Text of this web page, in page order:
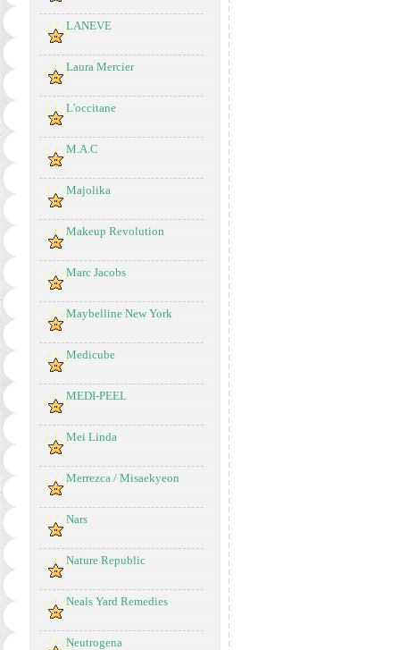
LANEVE
Laura Mercier
L'occitane
M.A.C
Majolika
Makeup Revolution
Marc Jacobs
Maybelline New York
Medicube
MEDI-PEEL
Mei Linda
Merrezca / Misaekyeon
Nars
Nature Republic
Neals Yard Remedies
Neutrogena